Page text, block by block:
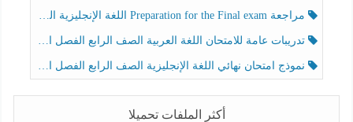
مراجعة Preparation for the Final exam اللغة الإنجليزية الصف الرابع الفصل الثالث
تدريبات عامة للامتحان اللغة العربية الصف الرابع الفصل الثالث
نموذج امتحان نهائي اللغة الإنجليزية الصف الرابع الفصل الثالث
أكثر الملفات تحميلا